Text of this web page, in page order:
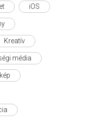
iOS
Kreatív
média